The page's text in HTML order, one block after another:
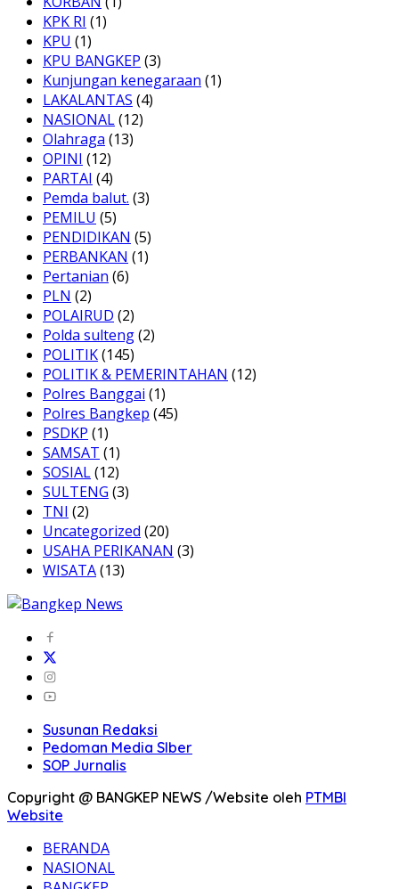
KPK RI (1)
KPU (1)
KPU BANGKEP (3)
Kunjungan kenegaraan (1)
LAKALANTAS (4)
NASIONAL(12)
Olahraga (13)
OPINI (12)
PARTAI (4)
Pemda balut. (3)
PEMILU (5)
PENDIDIKAN (5)
PERBANKAN (1)
Pertanian (6)
PLN (2)
POLAIRUD (2)
Polda sulteng(2)
POLITIK(145)
POLITIK & PEMERINTAHAN (12)
Polres Banggai (1)
Polres Bangkep (45)
PSDKP (1)
SAMSAT (1)
SOSIAL(12)
SULTENG (3)
TNI (2)
Uncategorized (20)
USAHA PERIKANAN (3)
WISATA(13)
Susunan Redaksi
Pedoman Media SIber
SOP Jurnalis
Copyright @ BANGKEP NEWS /Website oleh PTMBI
Website
BERANDA
NASIONAL